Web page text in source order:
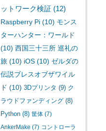
ットワーク検証 (12)
Raspberry Pi(10) モンス
ターハンター：ワールド
(10) 西国三十三所 巡礼の
旅(10) iOS(10) ゼルダの
伝説ブレスオブザワイル
ド (10) 3Dプリンタ (9) ク
ラウドファンディング(8)
Python(8) 筐体(7)
AnkerMake (7) コントローラ